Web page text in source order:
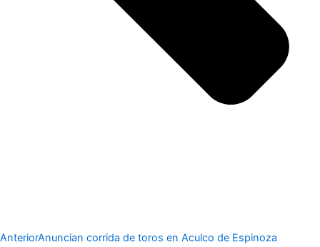
AnteriorAnuncian corrida de toros en Aculco de Espinoza